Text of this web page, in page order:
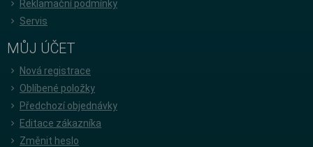
Reklamační podmínky
Servis
MŮJ ÚČET
Nová registrace
Oblíbené položky
Předchozí objednávky
Editace zákazníka
Změnit heslo